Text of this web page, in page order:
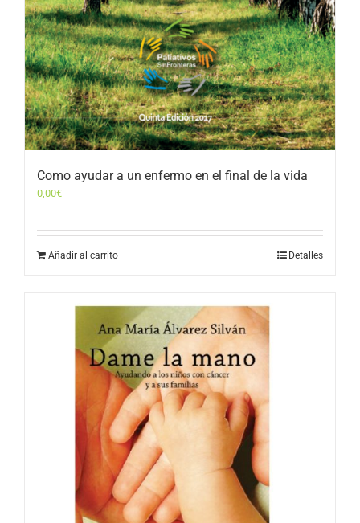
Como ayudar a un enfermo en el final de la vida
0,00€
Añadir al carrito Detalles